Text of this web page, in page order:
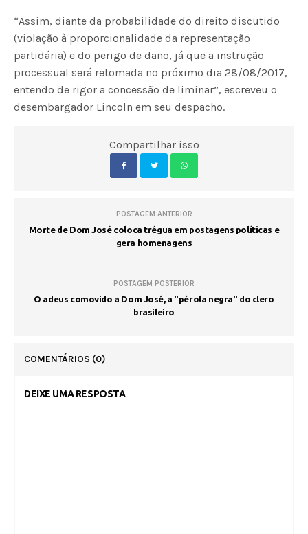
“Assim, diante da probabilidade do direito discutido
(violação à proporcionalidade da representação
partidária) e do perigo de dano, já que a instrução
processual será retomada no próximo dia 28/08/2017,
entendo de rigor a concessão de liminar”, escreveu o
desembargador Lincoln em seu despacho.
Compartilhar isso
POSTAGEM ANTERIOR
Morte de Dom José coloca trégua em postagens políticas e
gera homenagens
POSTAGEM POSTERIOR
O adeus comovido a Dom José, a "pérola negra" do clero
brasileiro
COMENTÁRIOS (0)
DEIXE UMA RESPOSTA